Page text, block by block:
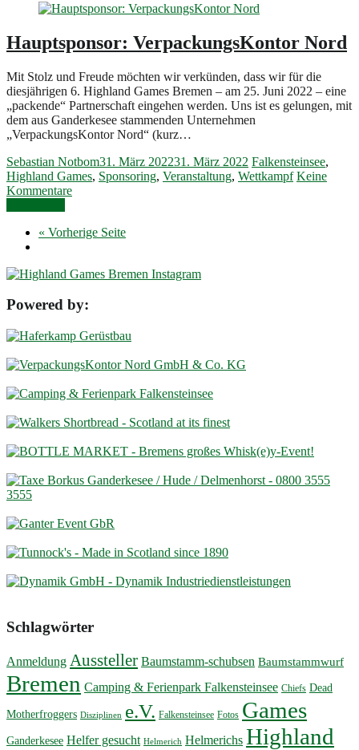
Hauptsponsor: VerpackungsKontor Nord
Mit Stolz und Freude möchten wir verkünden, dass wir für die
diesjährigen 6. Highland Games Bremen – am 25. Juni 2022 – eine
„packende“ Partnerschaft eingehen werden. Uns ist es gelungen, mit
dem aus Ganderkesee stammenden Unternehmen
„VerpackungsKontor Nord“ (kurz…
Sebastian Notbom31. März 202231. März 2022 Falkensteinsee,
Highland Games, Sponsoring, Veranstaltung, Wettkampf Keine
Kommentare
« Vorherige Seite
Powered by:
Schlagwörter
Anmeldung Aussteller Baumstamm-schubsen Baumstammwurf
Bremen Camping & Ferienpark Falkensteinsee Chiefs Dead
Motherfroggers Disziplinen e.V. Falkensteinsee Fotos Games
Ganderkesee Helfer gesucht Helmerich Helmerichs Highland